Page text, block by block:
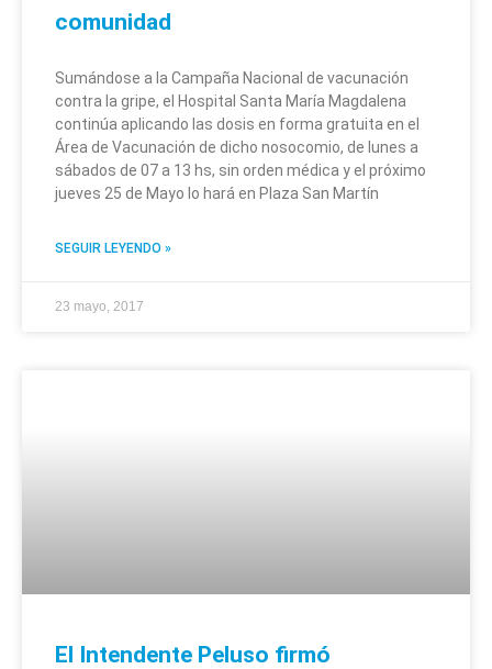
comunidad
Sumándose a la Campaña Nacional de vacunación
contra la gripe, el Hospital Santa María Magdalena
continúa aplicando las dosis en forma gratuita en el
Área de Vacunación de dicho nosocomio, de lunes a
sábados de 07 a 13 hs, sin orden médica y el próximo
jueves 25 de Mayo lo hará en Plaza San Martín
SEGUIR LEYENDO »
23 mayo, 2017
El Intendente Peluso firmó